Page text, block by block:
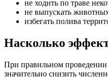
не ходить по траве
не выпускать
избегать полива
Насколько
При правильном проведении
значительно снизить